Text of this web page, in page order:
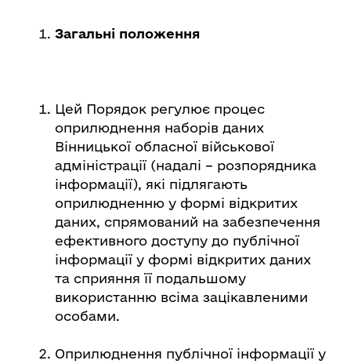
Загальні положення
Цей Порядок регулює процес
оприлюднення наборів даних
Вінницької обласної військової
адміністрації (надалі – розпорядника
інформації), які підлягають
оприлюдненню у формі відкритих
даних, спрямований на забезпечення
ефективного доступу до публічної
інформації у формі відкритих даних
та сприяння її подальшому
використанню всіма зацікавленими
особами.
Оприлюднення публічної інформації у